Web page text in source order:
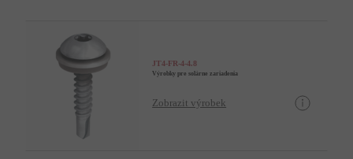
JT4-FR-4-4.8
Výrobky pre solárne zariadenia
Zobrazit výrobek